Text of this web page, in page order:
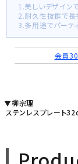
1.美しいデザイン
2.耐久性抜群で長
3.多用途でパーテ
会員
▼柳宗理
ステンレスプレー